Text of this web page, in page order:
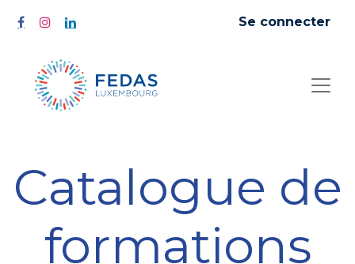
Se connecter
Catalogue de
formations